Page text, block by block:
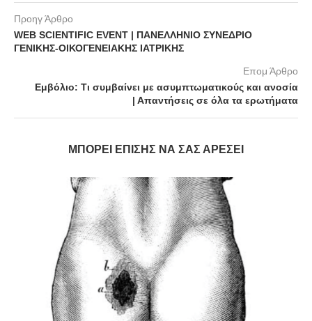
Προηγ Άρθρο
WEB SCIENTIFIC EVENT | ΠΑΝΕΛΛΗΝΙΟ ΣΥΝΕΔΡΙΟ
ΓΕΝΙΚΗΣ-ΟΙΚΟΓΕΝΕΙΑΚΗΣ ΙΑΤΡΙΚΗΣ
Επομ Άρθρο
Εμβόλιο: Τι συμβαίνει με ασυμπτωματικούς και ανοσία
| Απαντήσεις σε όλα τα ερωτήματα
ΜΠΟΡΕΊ ΕΠΊΣΗΣ ΝΑ ΣΑΣ ΑΡΈΣΕΙ